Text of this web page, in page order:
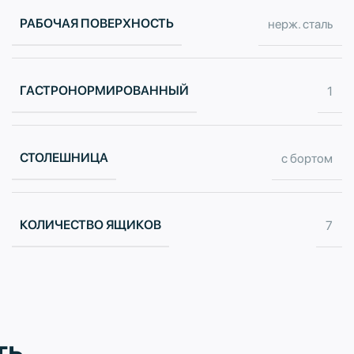
РАБОЧАЯ ПОВЕРХНОСТЬ нерж. сталь
ГАСТРОНОРМИРОВАННЫЙ 1
СТОЛЕШНИЦА с бортом
КОЛИЧЕСТВО ЯЩИКОВ 7